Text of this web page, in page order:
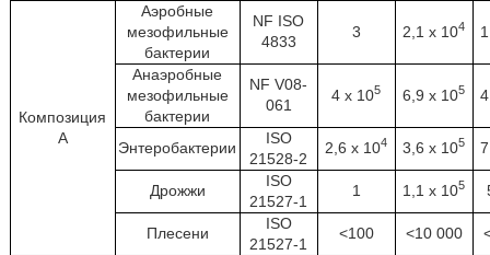
Композиция
A
Аэробные
мезофильные
бактерии
NF ISO
4833
3 2,1 х 104
Анаэробные
мезофильные
бактерии
NF V08-
061
4 х 105 6,9 х 105
Энтеробактерии
ISO
21528-2
2,6 х 104 3,6 х 105
Дрожжи
ISO
21527-1
1 1,1 х 105
Плесени
ISO
21527-1
<100 <10 000